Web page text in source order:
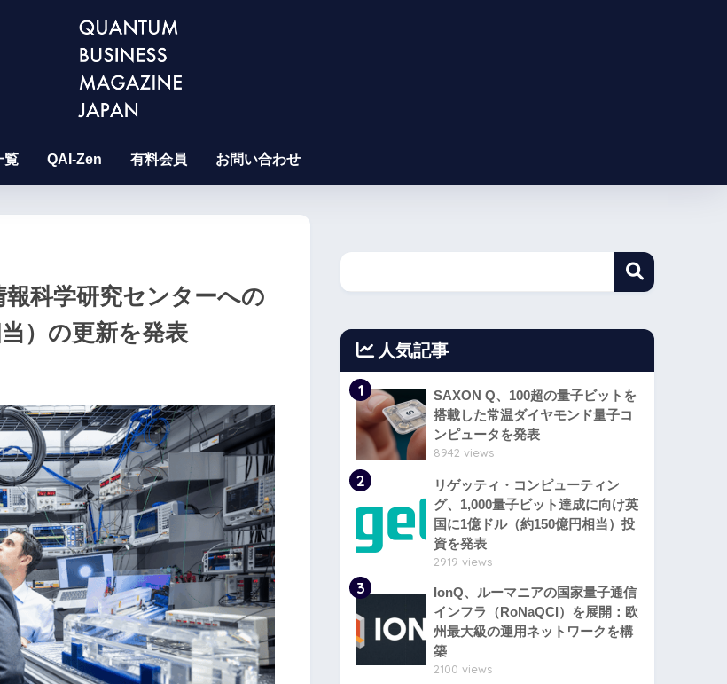
覧 QAI-Zen 有料会員 お問い合わせ
科学研究センターへの
）の更新を発表
人気記事
1
SAXON Q、100超の量子ビットを
搭載した常温ダイヤモンド量子コ
ンピュータを発表
8942 views
2
リゲッティ・コンピューティン
グ、1,000量子ビット達成に向け英
国に1億ドル（約150億円相当）投
資を発表
2919 views
3
IonQ、ルーマニアの国家量子通信
インフラ（RoNaQCI）を展開：欧
州最大級の運用ネットワークを構
築
2100 views